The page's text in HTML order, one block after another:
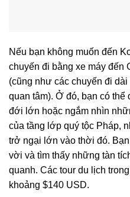
Nếu bạn không muốn đến
chuyến đi bằng xe máy đến
(cũng như các chuyến đi
quan tâm). Ở đó, bạn có
đới lớn hoặc ngắm nhìn
của tầng lớp quý tộc Pháp,
trở ngại lớn vào thời đó.
vời và tìm thấy những tàn
quanh. Các tour du lịch
khoảng $140 USD.